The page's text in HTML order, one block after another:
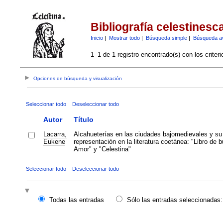
Bibliografía
Inicio| Mostrar todo| Búsqueda simple| Búsqueda
1–1 de 1 registro encontrado(s) con los
Opciones de búsqueda y visualización
Seleccionar todo Deseleccionar todo
Autor Título
Lacarra,
Eukene
Alcahueterías en las ciudades bajomedievales y su
representación en la literatura coetánea: "Libro de
Amor" y "Celestina"
Seleccionar todo Deseleccionar todo
Todas las entradas
Sólo las entradas seleccionadas: